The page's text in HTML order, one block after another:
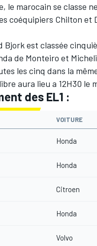
le marocain se classe
coéquipiers Chilton
Bjork est classée
de Monteiro et
les cinq dans la
aura lieu a 12H30 le
des EL1 :
VOITURE
Honda
Honda
Citroen
Honda
Volvo